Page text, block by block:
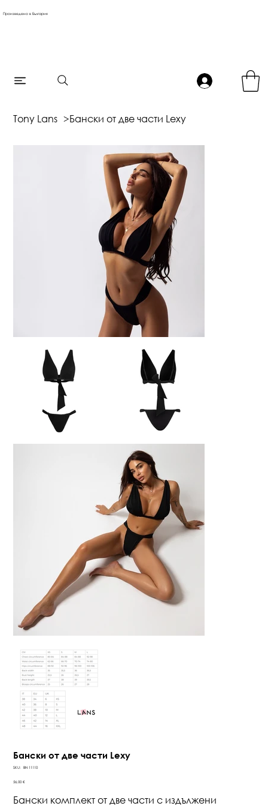
Произведено в България
Tony Lans >Бански от две части Lexy
Бански от две части Lexy
SKU:
SKU
11110
BN 11110
Цена
56,00 €
Бански комплект от две части с издължени